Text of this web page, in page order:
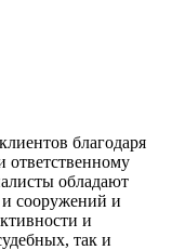
благодаря
ответственному
обладают
сооружений и
и
так и